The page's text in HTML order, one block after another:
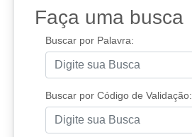
Faça uma busca
Buscar por Palavra:
Buscar por Código de Validação: